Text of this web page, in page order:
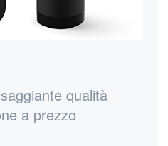
qualità
a prezzo